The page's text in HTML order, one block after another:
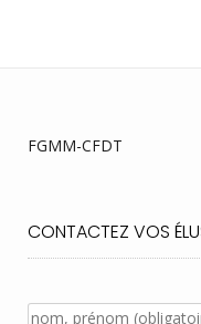
FGMM-CFDT
CONTACTEZ VOS